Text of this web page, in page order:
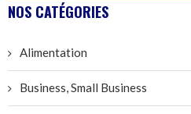
NOS CATÉGORIES
Alimentation
Business, Small Business